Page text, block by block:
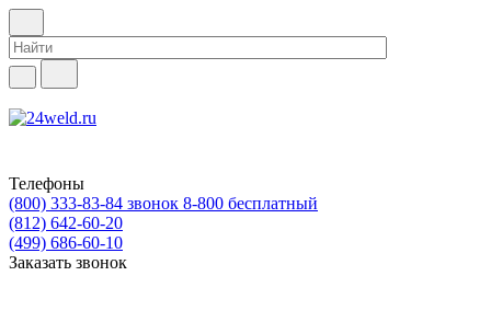
Телефоны
(800) 333-83-84 звонок 8-800 бесплатный
(812) 642-60-20
(499) 686-60-10
Заказать звонок